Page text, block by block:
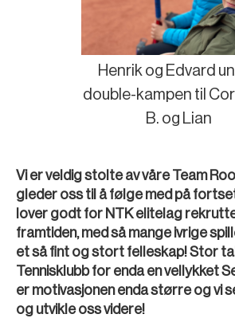
Henrik og Edvard
double-kampen til
B. og Lian
Vi er veldig stolte av våre Team
gleder oss til å følge med på
lover godt for NTK elitelag
framtiden, med så mange ivrige
et så fint og stort felleskap! Stor
Tennisklubb for enda en vellykket
er motivasjonen enda større og vi
og utvikle oss videre!